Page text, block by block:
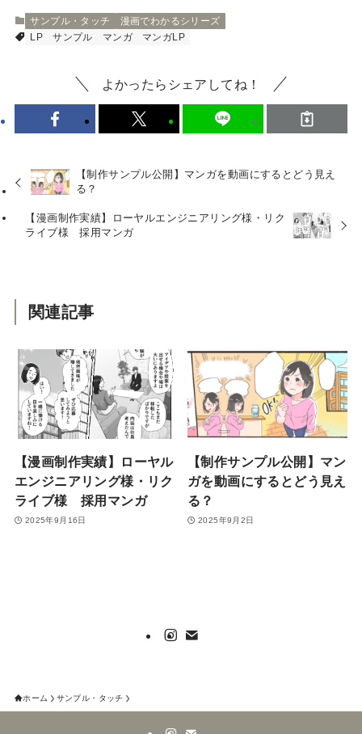
サンプル・タッチ
漫画でわかるシリーズ
LP
サンプル マンガ マンガLP
よかったらシェアしてね！
【制作サンプル公開】マンガを動画にするとどう見え
る？
【漫画制作実績】ローヤルエンジニアリング様・リク
ライブ様 採用マンガ
関連記事
【漫画制作実績】ローヤル
エンジニアリング様・リク
ライブ様 採用マンガ
2025年9月16日
【制作サンプル公開】マン
ガを動画にするとどう見え
る？
2025年9月2日
ホーム サンプル・タッチ